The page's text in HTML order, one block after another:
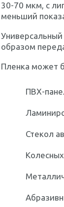
30-70 мкм, с
меньший
образом
Пленка может
ПВХ-
Стекол